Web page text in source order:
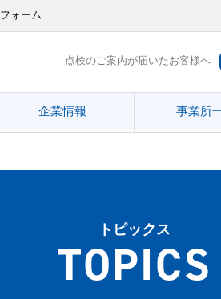
ォーム
点検のご案内が届いたお客様へ
企業情報 事業所
トピックス
TOPICS